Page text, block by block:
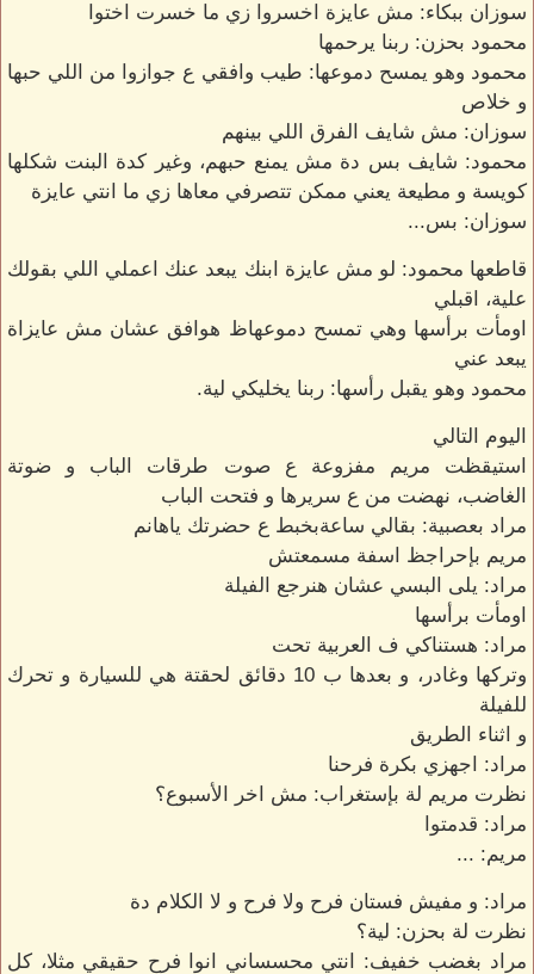
سوزان ببكاء: مش عايزة اخسروا زي ما خسرت اختوا
محمود بحزن: ربنا يرحمها
محمود وهو يمسح دموعها: طيب وافقي ع جوازوا من اللي حبها
و خلاص
سوزان: مش شايف الفرق اللي بينهم
محمود: شايف بس دة مش يمنع حبهم، وغير كدة البنت شكلها
كويسة و مطيعة يعني ممكن تتصرفي معاها زي ما انتي عايزة
سوزان: بس...
قاطعها محمود: لو مش عايزة ابنك يبعد عنك اعملي اللي بقولك
علية، اقبلي
اومأت برأسها وهي تمسح دموعهاظ هوافق عشان مش عايزاة
يبعد عني
محمود وهو يقبل رأسها: ربنا يخليكي لية.
اليوم التالي
استيقظت مريم مفزوعة ع صوت طرقات الباب و ضوتة
الغاضب، نهضت من ع سريرها و فتحت الباب
مراد بعصبية: بقالي ساعةبخبط ع حضرتك ياهانم
مريم بإحراجظ اسفة مسمعتش
مراد: يلى البسي عشان هنرجع الفيلة
اومأت برأسها
مراد: هستناكي ف العربية تحت
وتركها وغادر، و بعدها ب 10 دقائق لحقتة هي للسيارة و تحرك
للفيلة
و اثناء الطريق
مراد: اجهزي بكرة فرحنا
نظرت مريم لة بإستغراب: مش اخر الأسبوع؟
مراد: قدمتوا
مريم: ...
مراد: و مفيش فستان فرح ولا فرح و لا الكلام دة
نظرت لة بحزن: لية؟
مراد بغضب خفيف: انتي محسساني انوا فرح حقيقي مثلا، كل